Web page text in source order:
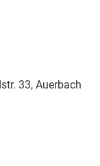
33, Auerbach